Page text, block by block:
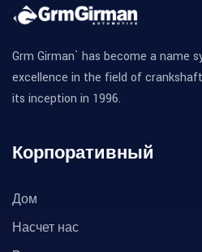
Grm Girman` has become a name
excellence in the field of
its inception in 1996.
Корпоративный
Дом
Насчет нас